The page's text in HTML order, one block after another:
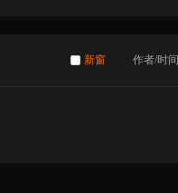
新窗 作者/时间